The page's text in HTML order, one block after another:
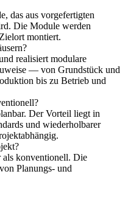
das aus vorgefertigten
Die Module werden
montiert.
realisiert modulare
— von Grundstück und
bis zu Betrieb und
Der Vorteil liegt in
und wiederholbarer
konventionell. Die
Planungs- und